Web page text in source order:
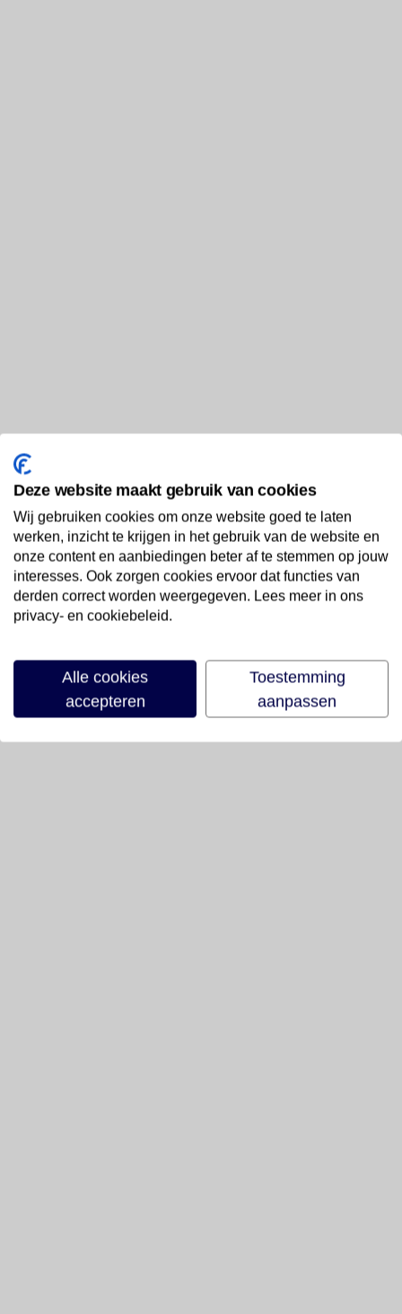
Deze website maakt gebruik van cookies
Wij gebruiken cookies om onze website goed te laten
werken, inzicht te krijgen in het gebruik van de website en
onze content en aanbiedingen beter af te stemmen op jouw
interesses. Ook zorgen cookies ervoor dat functies van
derden correct worden weergegeven. Lees meer in ons
privacy- en cookiebeleid.
Alle cookies
accepteren
Toestemming
aanpassen